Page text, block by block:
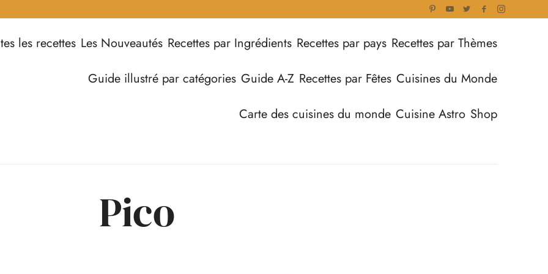
les recettes Les Nouveautés Recettes par Ingrédients Recettes par pays Recettes par Thèmes
Guide illustré par catégories Guide A-Z Recettes par Fêtes Cuisines du Monde
Carte des cuisines du monde Cuisine Astro Shop
Pico